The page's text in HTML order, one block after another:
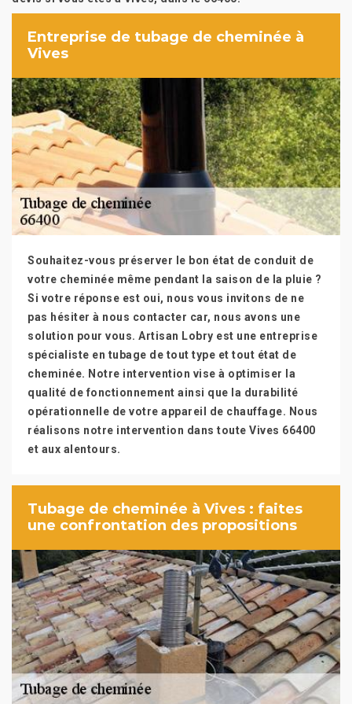
Entreprise de tubage de cheminée à
Vives
Souhaitez-vous préserver le bon état de conduit de
votre cheminée même pendant la saison de la pluie ?
Si votre réponse est oui, nous vous invitons de ne
pas hésiter à nous contacter car, nous avons une
solution pour vous. Artisan Lobry est une entreprise
spécialiste en tubage de tout type et tout état de
cheminée. Notre intervention vise à optimiser la
qualité de fonctionnement ainsi que la durabilité
opérationnelle de votre appareil de chauffage. Nous
réalisons notre intervention dans toute Vives 66400
et aux alentours.
Tubage de cheminée à Vives : faites
une confrontation des propositions